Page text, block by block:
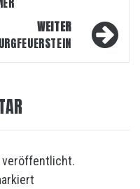
WEITER
veröffentlicht.